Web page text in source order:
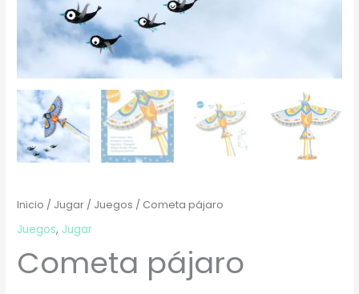
Inicio / Jugar / Juegos / Cometa pájaro
Juegos, Jugar
Cometa pájaro